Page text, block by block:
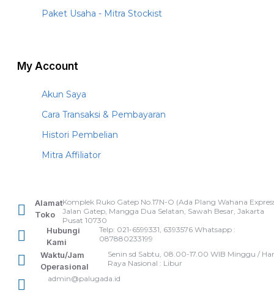
Paket Usaha - Mitra Stockist
My Account
Akun Saya
Cara Transaksi & Pembayaran
Histori Pembelian
Mitra Affiliator
Alamat
Toko
Komplek Ruko Gatep No.17N-O (Ada Plang Wahana
Jalan Gatep, Mangga Dua Selatan, Sawah Besar, Jakarta
Pusat 10730
Hubungi
Kami
Telp: 021-6599331, 6393576 Whatsapp :
087880233199
Waktu/Jam
Operasional
Senin sd Sabtu, 08.00-17.00 WIB Minggu /
Raya Nasional : Libur
admin@palugada.id